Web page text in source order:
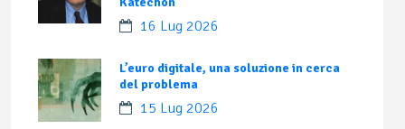
16 Lug 2026
L’euro digitale, una soluzione in cerca
del problema
15 Lug 2026